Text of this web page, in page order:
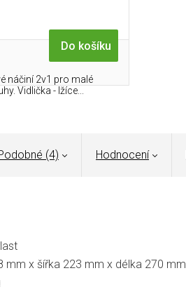
Do košíku
náčiní 2v1 pro malé
Vidlička - lžíce...
(4) Hodnocení
mm x šířka 223 mm x délka 270 mm